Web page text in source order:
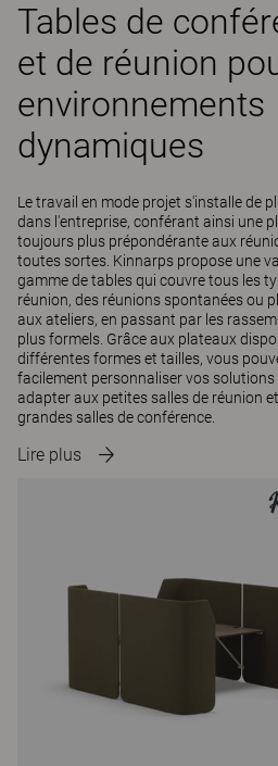
Tables de
et de réunion
environnements
dynamiques
Le travail en mode projet s'installe de
dans l'entreprise, conférant ainsi une
toujours plus prépondérante aux
toutes sortes. Kinnarps propose une
gamme de tables qui couvre tous les
réunion, des réunions spontanées ou
aux ateliers, en passant par les
plus formels. Grâce aux plateaux
différentes formes et tailles, vous
facilement personnaliser vos solutions
adapter aux petites salles de réunion
grandes salles de conférence.
Lire plus